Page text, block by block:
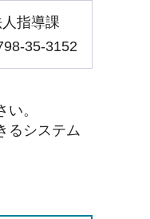
指導課
35-3152
い。
るシステム